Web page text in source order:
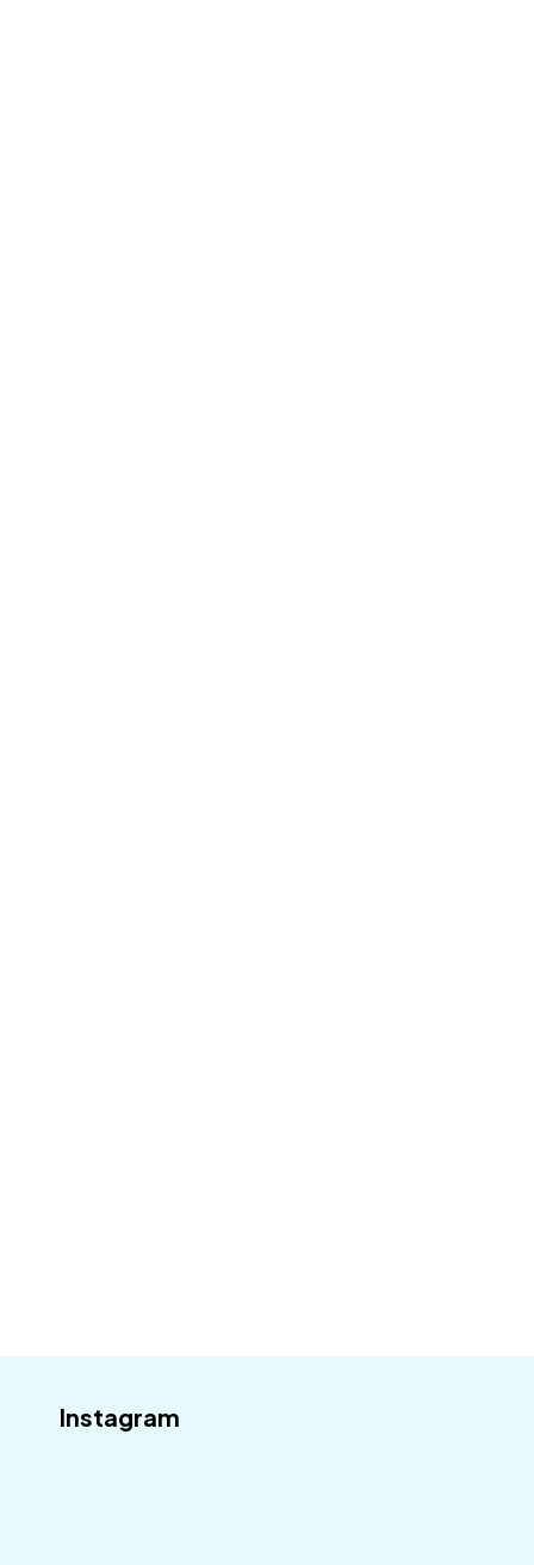
Instagram